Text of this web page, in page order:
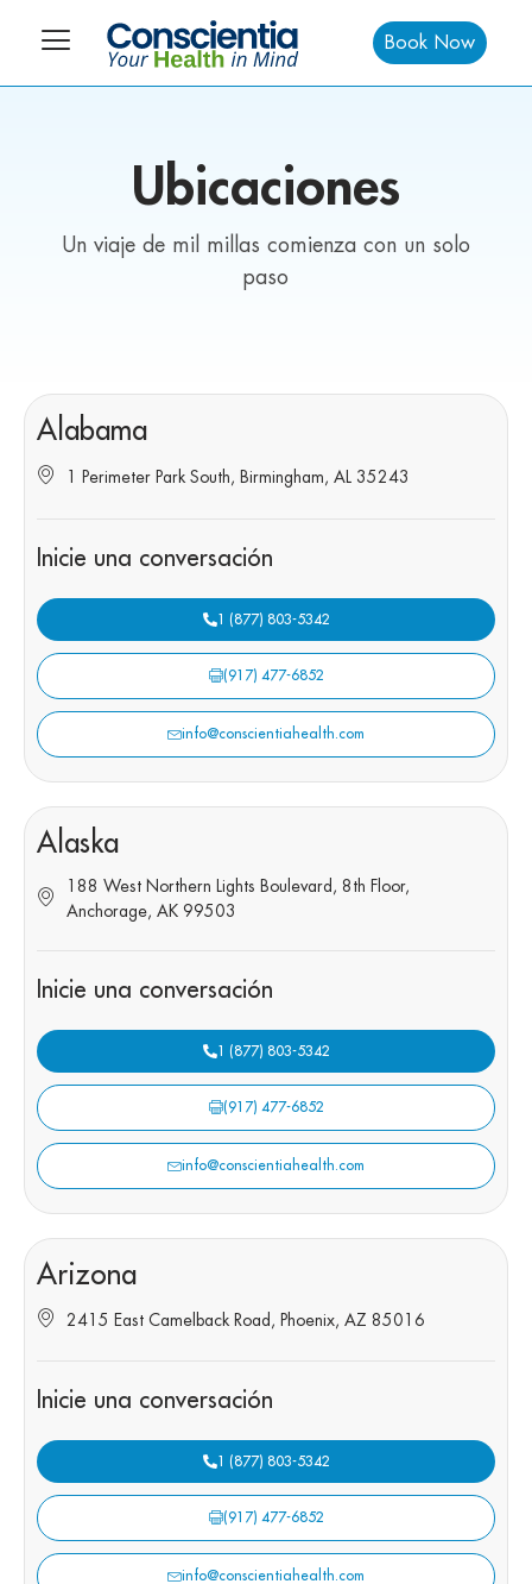
Book Now
Ubicaciones
Un viaje de mil millas comienza con un solo
paso
Alabama
1 Perimeter Park South, Birmingham, AL 35243
Inicie una conversación
1 (877) 803-5342
(917) 477-6852
info@conscientiahealth.com
Alaska
188 West Northern Lights Boulevard, 8th Floor,
Anchorage, AK 99503
Inicie una conversación
1 (877) 803-5342
(917) 477-6852
info@conscientiahealth.com
Arizona
2415 East Camelback Road, Phoenix, AZ 85016
Inicie una conversación
1 (877) 803-5342
(917) 477-6852
info@conscientiahealth.com